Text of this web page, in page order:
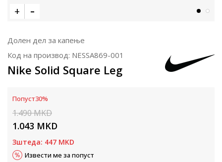
Долен дел за капење
Код на производ: NESSA869-001
Nike Solid Square Leg
Попуст30%
1.490MKD
1.043 MKD
Зштеда: 447 MKD
Извести ме за попуст